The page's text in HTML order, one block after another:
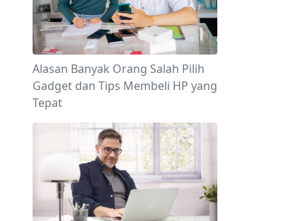
Alasan Banyak Orang Salah Pilih
Gadget dan Tips Membeli HP yang
Tepat